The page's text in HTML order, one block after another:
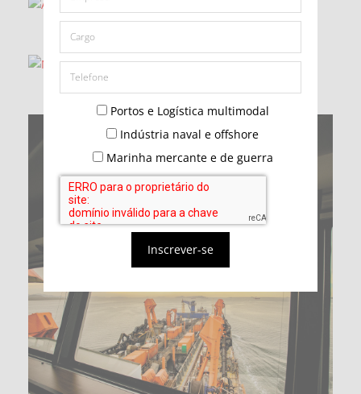
Portos e Logística multimodal
Indústria naval e offshore
Marinha mercante e de guerra
Inscrever-se